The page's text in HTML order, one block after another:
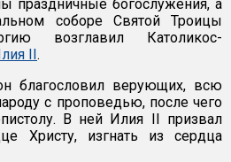
праздничные богослужения, а
соборе Святой Троицы
возглавил Католикос-
II.
благословил верующих, всю
с проповедью, после чего
В ней Илия II призвал
Христу, изгнать из сердца